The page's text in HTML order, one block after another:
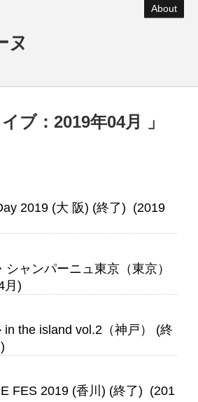
About
ヌ
ブ：2019年04月 」
2019 (大 阪) (終了) (2019
ャンパーニュ東京（東京）
月)
in the island vol.2（神戸） (終
FES 2019 (香川) (終了) (201